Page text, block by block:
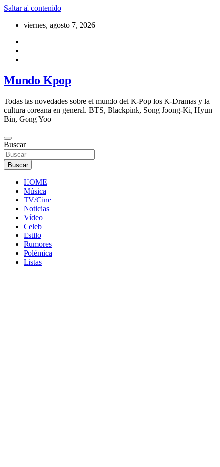
Saltar al contenido
viernes, agosto 7, 2026
Mundo Kpop
Todas las novedades sobre el mundo del K-Pop los K-Dramas y la
cultura coreana en general. BTS, Blackpink, Song Joong-Ki, Hyun
Bin, Gong Yoo
Buscar
Buscar
HOME
Música
TV/Cine
Noticias
Vídeo
Celeb
Estilo
Rumores
Polémica
Listas